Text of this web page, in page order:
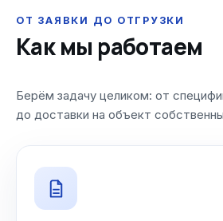
ОТ ЗАЯВКИ ДО ОТГРУЗКИ
Как мы работаем
Берём задачу целиком: от
до доставки на объект